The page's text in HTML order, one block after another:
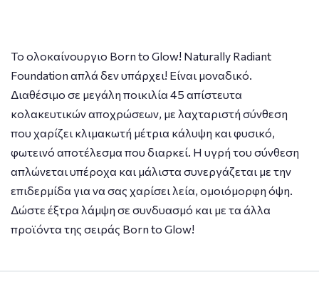
Το ολοκαίνουργιο Born to Glow! Naturally Radiant
Foundation απλά δεν υπάρχει! Είναι μοναδικό.
Διαθέσιμο σε μεγάλη ποικιλία 45 απίστευτα
κολακευτικών αποχρώσεων, με λαχταριστή σύνθεση
που χαρίζει κλιμακωτή μέτρια κάλυψη και φυσικό,
φωτεινό αποτέλεσμα που διαρκεί. Η υγρή του σύνθεση
απλώνεται υπέροχα και μάλιστα συνεργάζεται με την
επιδερμίδα για να σας χαρίσει λεία, ομοιόμορφη όψη.
Δώστε έξτρα λάμψη σε συνδυασμό και με τα άλλα
προϊόντα της σειράς Born to Glow!